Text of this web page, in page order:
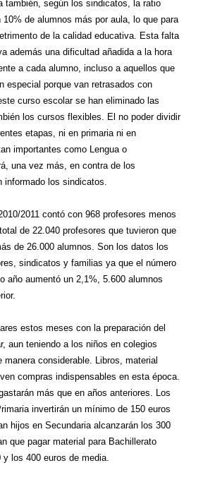
también, según los sindicatos, la ratio
10% de alumnos más por aula, lo que para
de la calidad educativa. Esta falta
además una dificultad añadida a la hora
a cada alumno, incluso a aquellos que
especial porque van retrasados con
curso escolar se han eliminado las
los cursos flexibles. El no poder dividir
etapas, ni en primaria ni en
importantes como Lengua o
una vez más, en contra de los
informado los sindicatos.
2011 contó con 968 profesores menos
de 22.040 profesores que tuvieron que
de 26.000 alumnos. Son los datos los
sindicatos y familias ya que el número
año aumentó un 2,1%, 5.600 alumnos
estos meses con la preparación del
aun teniendo a los niños en colegios
considerable. Libros, material
compras indispensables en esta época.
más que en años anteriores. Los
invertirán un mínimo de 150 euros
hijos en Secundaria alcanzarán los 300
que pagar material para Bachillerato
los 400 euros de media.